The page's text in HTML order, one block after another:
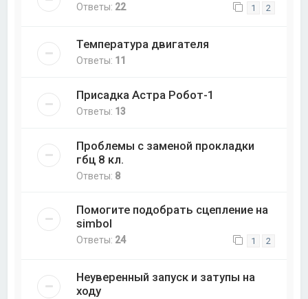
Ответы: 22 1 2
Температура двигателя
Ответы: 11
Присадка Астра Робот-1
Ответы: 13
Проблемы с заменой прокладки
гбц 8 кл.
Ответы: 8
Помогите подобрать сцепление на
simbol
Ответы: 24 1 2
Неуверенный запуск и затупы на
ходу